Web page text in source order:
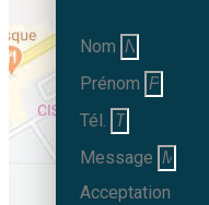
Nom
Prénom
Tél.
Message
Acceptation